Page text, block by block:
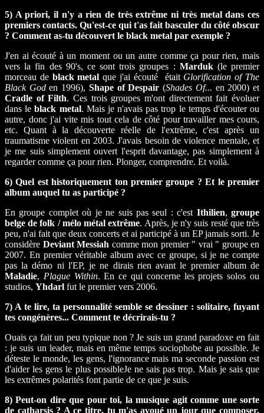
5) A priori, il n'y a rien de très extrême ni très metal dans ces
premiers contacts. Qu'est-ce qui t'as fait basculer du côté obscur
? Comment as-tu découvert le black metal par exemple ?
J'en ai écouté à un moment ou un autre comme ça pour rien, mais
vers la fin des 90's, ce sont trois groupes : Marduk(le premier
morceau de black metal que j'ai écouté était Glorification of The
Black Goden 1996), Shape of Despair (Shades Of... en 2000) et
Cradle of Filth. Ces trois groupes m'ont directement fait évoluer
dans leblack metal. Mais je n'avais pas trop le temps d'écouter ou
autre, donc j'ai vite mis tout cela de côté pour travailler mes cours,
etc. Quant à la découverte réelle de l'extrême, c'est après un
traumatisme violent en 2003. J'avais besoin de violence mentale, et
je me suis simplement ouvert l'esprit davantage, pas simplement à
regarder comme ça pour rien. Plonger, comprendre. Et voilà.
6) Quel est historiquement ton premier groupe ? Et le premier
album auquel tu as participé ?
En groupe complet où je ne suis pas seul : c'est Ithilien,groupe
belge de folk / mélo métal extrême. Après, je n'y suis resté que très
peu, n'ai fait que deux concerts et ai participé à un EP jamais sorti. Je
considère Deviant Messiah comme mon premier " vrai " groupe en
2007. En premier véritable album avec ce groupe, si je ne compte
pas la démo ni l'EP, je ne dirais rien avant le premier album de
Maladie, Plague Within. En ce qui concerne les projets solos ou
studios, Yhdarl fut le premier vers 2006.
7) A te lire, ta personnalité semble se dessiner : solitaire, fuyant
tes congénères... Comment te décrirais-tu ?
Ouais ça fait un peu typique non ? Je suis un grand paradoxe en fait
: je suis un leader, mais en même temps sociophobe au possible. Je
déteste le monde, les gens, l'ignorance mais ma seconde passion est
d'aider les gens le plus possibleJe ne sais pas trop. Mais je sais que
les extrêmes polarités font partie de ce que je suis.
8) Peut-on dire que pour toi, la musique agit comme une sorte
de catharsis ? A ce titre, tu m'as avoué un jour que composer,